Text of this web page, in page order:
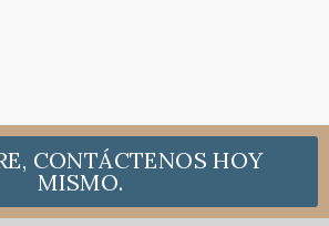
CONTÁCTENOS HOY
MISMO.